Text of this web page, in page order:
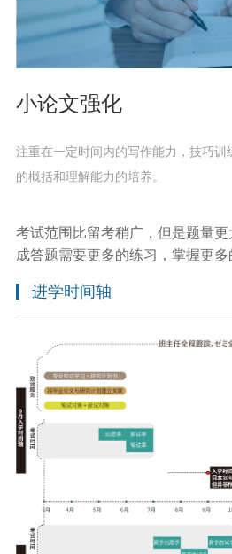
小论文强化
注重在一定时间内的写作能力，技巧
的概括和理解能力的培养。
考试范围比留考稍广，但是题量
成答题需要更多的练习，掌握更多
进学时间轴